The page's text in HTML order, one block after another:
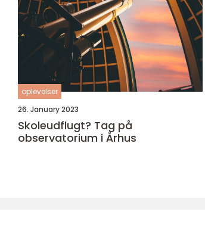
oplevelser
26. January 2023
Skoleudflugt? Tag på
observatorium i Århus